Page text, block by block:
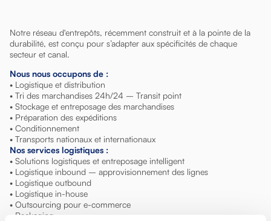
Notre réseau d'entrepôts, récemment construit et à la pointe de la
durabilité, est conçu pour s’adapter aux spécificités de chaque
secteur et canal.
Nous nous occupons de :
• Logistique et distribution
• Tri des marchandises 24h/24 – Transit point
• Stockage et entreposage des marchandises
• Préparation des expéditions
• Conditionnement
• Transports nationaux et internationaux
Nos services logistiques :
• Solutions logistiques et entreposage intelligent
• Logistique inbound – approvisionnement des lignes
• Logistique outbound
• Logistique in-house
• Outsourcing pour e-commerce
• Packaging